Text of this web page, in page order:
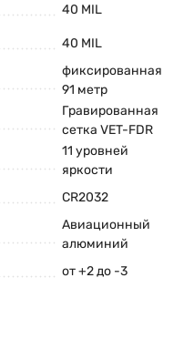
40 MIL
40 MIL
фиксированная
91 метр
Гравированная
сетка VET-FDR
11 уровней
яркости
CR2032
Авиационный
алюминий
от +2 до -3